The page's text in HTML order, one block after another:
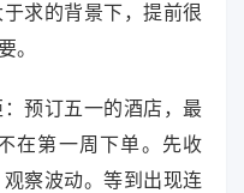
求的背景下，提前很
。
预订五一的酒店，最
在第一周下单。先收
察波动。等到出现连